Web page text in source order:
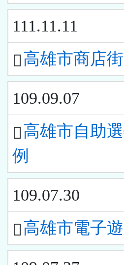
111.11.11
高雄市商店
109.09.07
高雄市自助
例
109.07.30
高雄市電子